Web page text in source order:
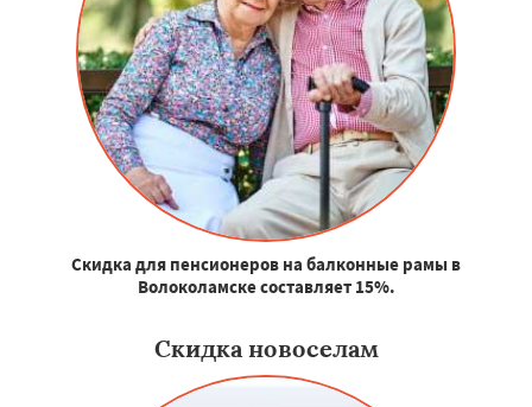
Скидка для пенсионеров на балконные рамы в
Волоколамске составляет 15%.
Скидка новоселам